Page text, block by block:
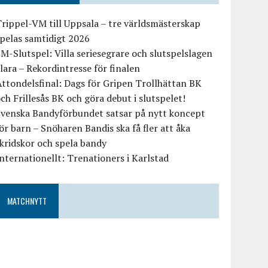
VM till Uppsala – tre världsmästerskap
samtidigt 2026
Slutspel: Villa seriesegrare och slutspelslagen
– Rekordintresse för finalen
Dags för Gripen Trollhättan BK
Frillesås BK och göra debut i slutspelet!
Bandyförbundet satsar på nytt koncept
barn – Snöharen Bandis ska få fler att åka
och spela bandy
Trenationers i Karlstad
MATCHNYTT